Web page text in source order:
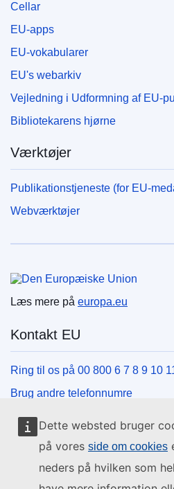
Dette websted bruger
på vores side om cookies
neders på hvilken som
Cellar
EU-apps
EU-vokabularer
EU's webarkiv
Vejledning i Udformning af EU-
Bibliotekarens hjørne
Værktøjer
Publikationstjeneste (for EU-
Webværktøjer
Læs mere på europa.eu
Kontakt EU
Ring til os på 00 800 6 7 8 9 10
Brug andre telefonnumre
Skriv til os via vores
Mød os på et af EU-centrene
Sociale medier